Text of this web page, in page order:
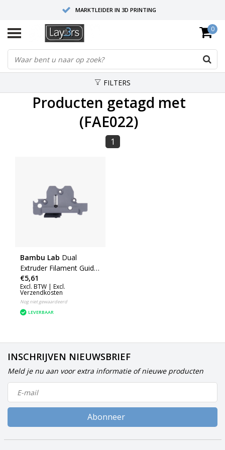
MARKTLEIDER IN 3D PRINTING
HOOGWAARDIGE SERVICE EN SUPPORT
FYSIEKE SHOWROOMS
0
FILTERS
Producten getagd met
(FAE022)
1
Bambu Lab Dual
Extruder Filament Guide
(H2D) (FAE022)
€5,61
Excl. BTW | Excl.
Verzendkosten
Nog niet gewaardeerd
LEVERBAAR
INSCHRIJVEN NIEUWSBRIEF
Meld je nu aan voor extra informatie of nieuwe producten
Abonneer